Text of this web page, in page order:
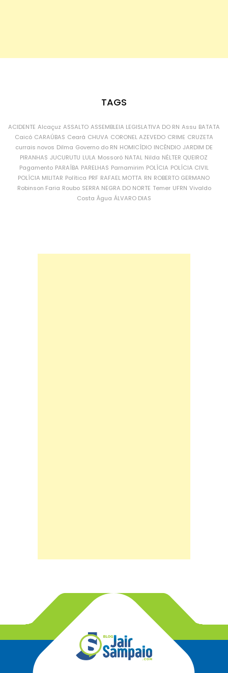
TAGS
ACIDENTE Alcaçuz ASSALTO ASSEMBLEIA LEGISLATIVA DO RN Assu BATATA
Caicó CARAÚBAS Ceará CHUVA CORONEL AZEVEDO CRIME CRUZETA
currais novos Dilma Governo do RN HOMICÍDIO INCÊNDIO JARDIM DE
PIRANHAS JUCURUTU LULA Mossoró NATAL Nilda NÉLTER QUEIROZ
Pagamento PARAÍBA PARELHAS Parnamirim POLÍCIA POLÍCIA CIVIL
POLÍCIA MILITAR Política PRF RAFAEL MOTTA RN ROBERTO GERMANO
Robinson Faria Roubo SERRA NEGRA DO NORTE Temer UFRN Vivaldo
Costa Água ÁLVARO DIAS